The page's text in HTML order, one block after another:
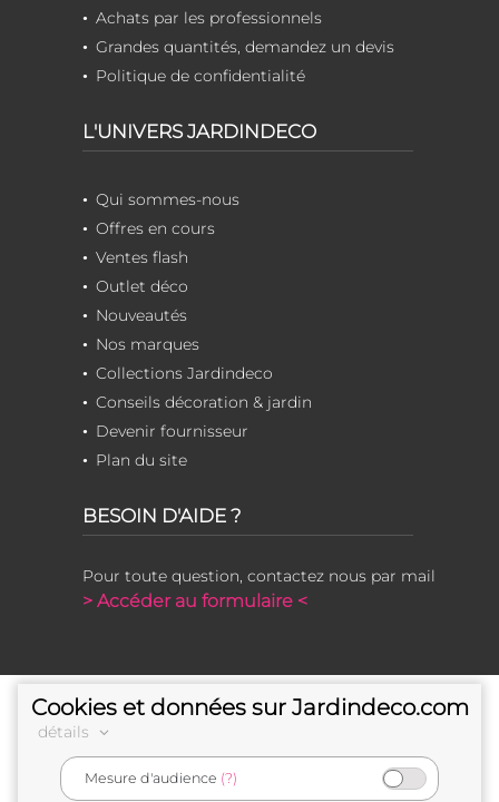
Achats par les professionnels
Grandes quantités, demandez un devis
Politique de confidentialité
L'UNIVERS JARDINDECO
Qui sommes-nous
Offres en cours
Ventes flash
Outlet déco
Nouveautés
Nos marques
Collections Jardindeco
Conseils décoration & jardin
Devenir fournisseur
Plan du site
BESOIN D'AIDE ?
Pour toute question, contactez nous par mail
> Accéder au formulaire <
Cookies et données sur Jardindeco.com
détails
Mesure d'audience (?)